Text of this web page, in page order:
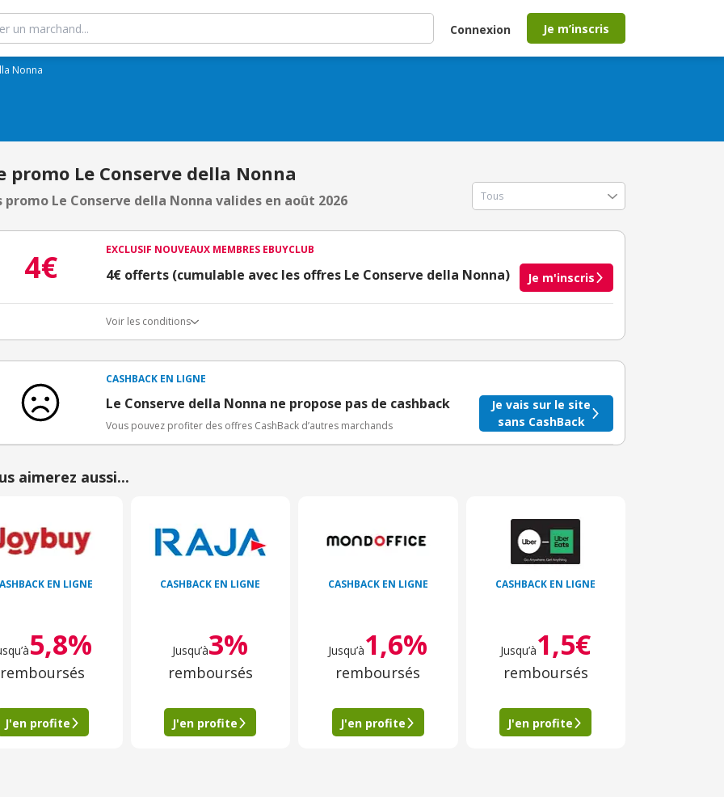
Connexion Je m’inscris
Nonna
promo Le Conserve della Nonna
promo Le Conserve della Nonna valides en août 2026
4€ EXCLUSIF NOUVEAUX MEMBRES EBUYCLUB
4€ offerts (cumulable avec les offres Le Conserve della Nonna) Je m'inscris
Voir les conditions
3€ de bienvenue crédités immédiatement + 1€ supplémentaire crédité après le téléchargement de l'alerte
Offre réservée à une toute première inscription chez eBuyClub.
CASHBACK EN LIGNE
Le Conserve della Nonna ne propose pas de cashback
Vous pouvez profiter des offres CashBack d’autres marchands
Je vais sur le site
sans CashBack
aimerez aussi...
EN LIGNE
5,8%
remboursés
J'en profite
CASHBACK EN LIGNE
Jusqu’à3%
remboursés
J'en profite
CASHBACK EN LIGNE
Jusqu’à1,6%
remboursés
J'en profite
CASHBACK EN LIGNE
Jusqu’à1,5€
remboursés
J'en profite